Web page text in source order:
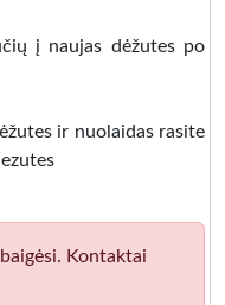
į naujas dėžutes po
ir nuolaidas rasite
Kontaktai